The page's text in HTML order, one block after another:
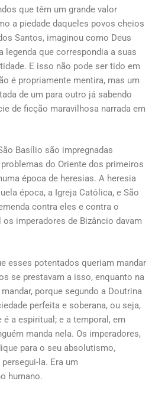
que têm um grande valor
a piedade daqueles povos cheios
Santos, imaginou como Deus
legenda que correspondia a suas
E isso não pode ser tido em
é propriamente mentira, mas um
de um para outro já sabendo
de ficção maravilhosa narrada em
Basílio são impregnadas
do Oriente dos primeiros
época de heresias. A heresia
época, a Igreja Católica, e São
contra eles e contra o
os imperadores de Bizâncio davam
esses potentados queriam mandar
se prestavam a isso, enquanto na
porque segundo a Doutrina
perfeita e soberana, ou seja,
a espiritual; e a temporal, em
manda nela. Os imperadores,
para o seu absolutismo,
la. Era um
humano.